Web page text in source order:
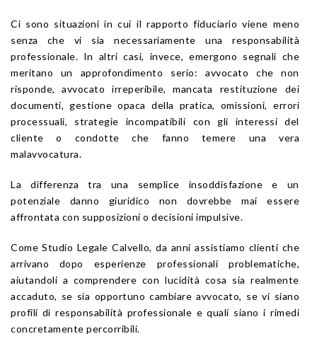
Ci sono situazioni in cui il rapporto fiduciario viene meno
senza che vi sia necessariamente una responsabilità
professionale. In altri casi, invece, emergono segnali che
meritano un approfondimento serio: avvocato che non
risponde, avvocato irreperibile, mancata restituzione dei
documenti, gestione opaca della pratica, omissioni, errori
processuali, strategie incompatibili con gli interessi del
cliente o condotte che fanno temere una vera
malavvocatura.
La differenza tra una semplice insoddisfazione e un
potenziale danno giuridico non dovrebbe mai essere
affrontata con supposizioni o decisioni impulsive.
Come Studio Legale Calvello, da anni assistiamo clienti che
arrivano dopo esperienze professionali problematiche,
aiutandoli a comprendere con lucidità cosa sia realmente
accaduto, se sia opportuno cambiare avvocato, se vi siano
profili di responsabilità professionale e quali siano i rimedi
concretamente percorribili.